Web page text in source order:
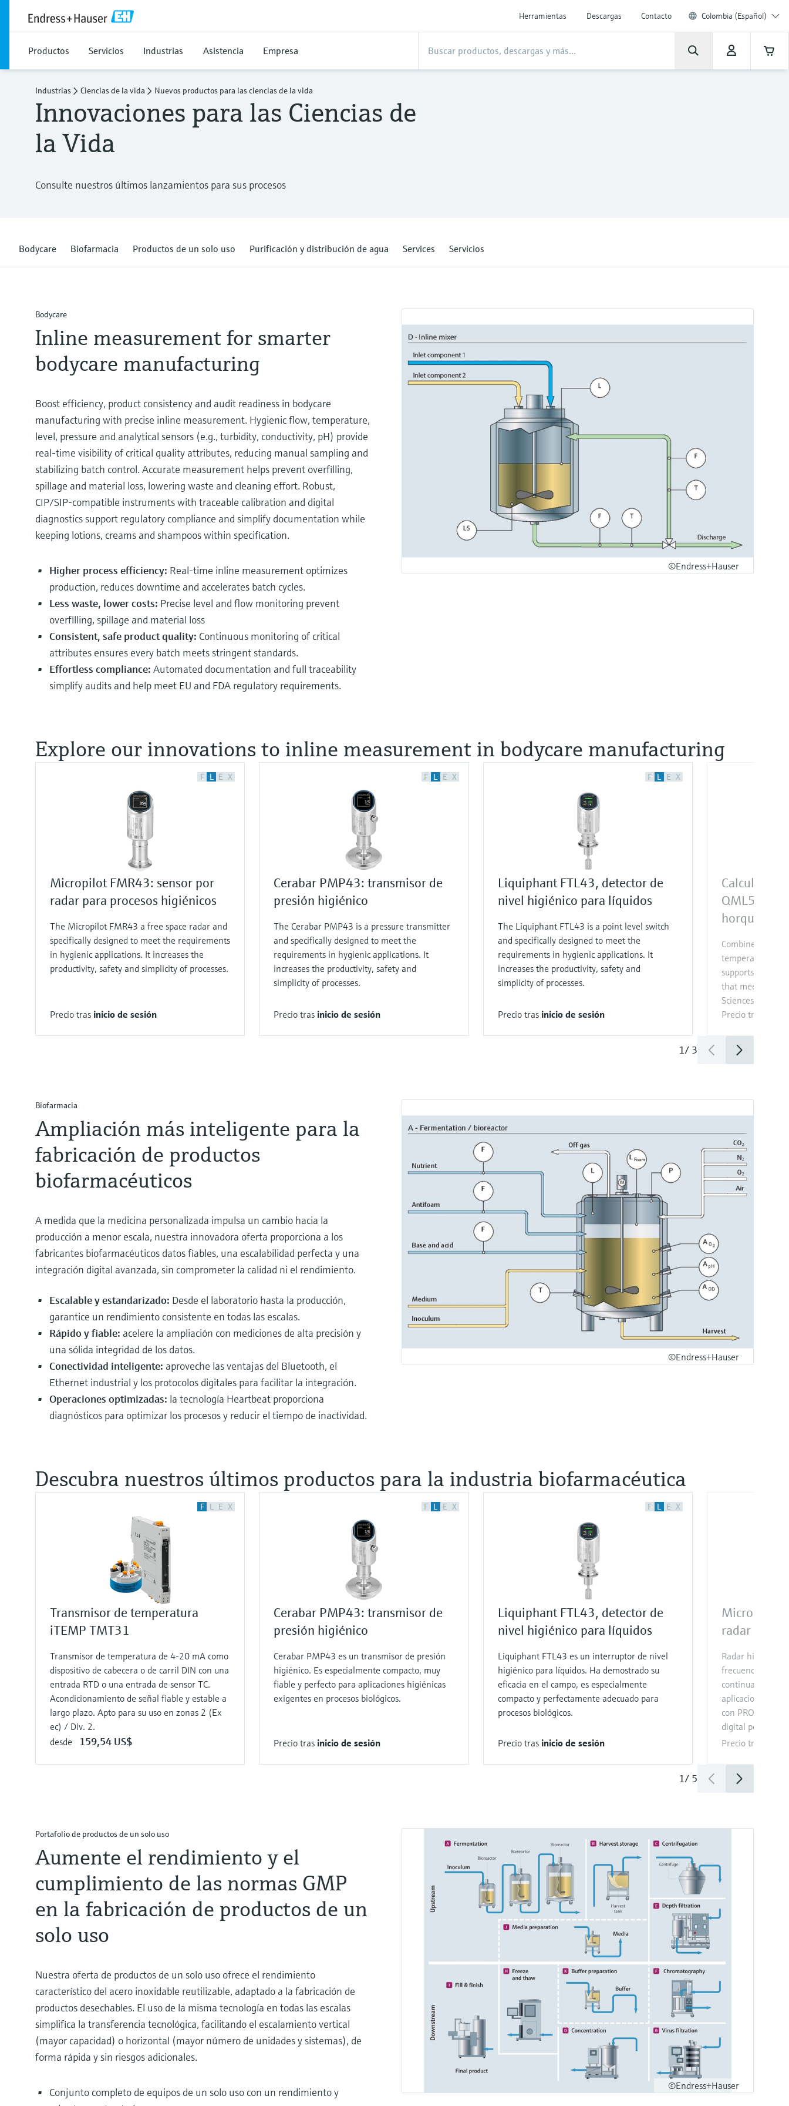
Herramientas Descargas Contacto Colombia (Español)
Productos Servicios Industrias Asistencia Empresa
Industrias Ciencias de la vida Nuevos productos para las ciencias de la vida
Innovaciones para las Ciencias de
la Vida
Consulte nuestros últimos lanzamientos para sus procesos
Bodycare Biofarmacia Productos de un solo uso Purificación y distribución de agua Services Servicios
©Endress+Hauser
Bodycare
Inline measurement for smarter
bodycare manufacturing
Boost efficiency, product consistency and audit readiness in bodycare
manufacturing with precise inline measurement. Hygienic flow, temperature,
level, pressure and analytical sensors (e.g., turbidity, conductivity, pH) provide
real‑time visibility of critical quality attributes, reducing manual sampling and
stabilizing batch control. Accurate measurement helps prevent overfilling,
spillage and material loss, lowering waste and cleaning effort. Robust,
CIP/SIP‑compatible instruments with traceable calibration and digital
diagnostics support regulatory compliance and simplify documentation while
keeping lotions, creams and shampoos within specification.
Higher process efficiency: Real‑time inline measurement optimizes
production, reduces downtime and accelerates batch cycles.
Less waste, lower costs: Precise level and flow monitoring prevent
overfilling, spillage and material loss
Consistent, safe product quality: Continuous monitoring of critical
attributes ensures every batch meets stringent standards.
Effortless compliance: Automated documentation and full traceability
simplify audits and help meet EU and FDA regulatory requirements.
Explore our innovations to inline measurement in bodycare manufacturing
F L E X
Micropilot FMR43: sensor por
radar para procesos higiénicos
The Micropilot FMR43 a free space radar and
specifically designed to meet the requirements
in hygienic applications. It increases the
productivity, safety and simplicity of processes.
Precio tras inicio de sesión
F L E X
Cerabar PMP43: transmisor de
presión higiénico
The Cerabar PMP43 is a pressure transmitter
and specifically designed to meet the
requirements in hygienic applications. It
increases the productivity, safety and
simplicity of processes.​
Precio tras inicio de sesión
F L E X
Liquiphant FTL43, detector de
nivel higiénico para líquidos
The Liquiphant FTL43 is a point level switch
and specifically designed to meet the
requirements in hygienic applications. It
increases the productivity, safety and
simplicity of processes.​ ​
Precio tras inicio de sesión
QML51:
horquilla
Combined with
temperature
supports
that meets
Sciences
Precio tras
1/ 3
©Endress+Hauser
Biofarmacia
Ampliación más inteligente para la
fabricación de productos
biofarmacéuticos
A medida que la medicina personalizada impulsa un cambio hacia la
producción a menor escala, nuestra innovadora oferta proporciona a los
fabricantes biofarmacéuticos datos fiables, una escalabilidad perfecta y una
integración digital avanzada, sin comprometer la calidad ni el rendimiento.
Escalable y estandarizado: Desde el laboratorio hasta la producción,
garantice un rendimiento consistente en todas las escalas.
Rápido y fiable: acelere la ampliación con mediciones de alta precisión y
una sólida integridad de los datos.
Conectividad inteligente: aproveche las ventajas del Bluetooth, el
Ethernet industrial y los protocolos digitales para facilitar la integración.
Operaciones optimizadas: la tecnología Heartbeat proporciona
diagnósticos para optimizar los procesos y reducir el tiempo de inactividad.
Descubra nuestros últimos productos para la industria biofarmacéutica
F L E X
Transmisor de temperatura
iTEMP TMT31
Transmisor de temperatura de 4-20 mA como
dispositivo de cabecera o de carril DIN con una
entrada RTD o una entrada de sensor TC.
Acondicionamiento de señal fiable y estable a
largo plazo. Apto para su uso en zonas 2 (Ex
ec) / Div. 2.
desde
159,54 US$
F L E X
Cerabar PMP43: transmisor de
presión higiénico
Cerabar PMP43 es un transmisor de presión
higiénico. Es especialmente compacto, muy
fiable y perfecto para aplicaciones higiénicas
exigentes en procesos biológicos.
Precio tras inicio de sesión
F L E X
Liquiphant FTL43, detector de
nivel higiénico para líquidos
Liquiphant FTL43 es un interruptor de nivel
higiénico para líquidos. Ha demostrado su
eficacia en el campo, es especialmente
compacto y perfectamente adecuado para
procesos biológicos.
Precio tras inicio de sesión
Micropilot
radar de 80
Radar higiénico
frecuencia de
continua y sin
aplicaciones
con PROFINET
digital perfecta.
Precio tras
1/ 5
©Endress+Hauser
Portafolio de productos de un solo uso
Aumente el rendimiento y el
cumplimiento de las normas GMP
en la fabricación de productos de un
solo uso
Nuestra oferta de productos de un solo uso ofrece el rendimiento
característico del acero inoxidable reutilizable, adaptado a la fabricación de
productos desechables. El uso de la misma tecnología en todas las escalas
simplifica la transferencia tecnológica, facilitando el escalamiento vertical
(mayor capacidad) o horizontal (mayor número de unidades y sistemas), de
forma rápida y sin riesgos adicionales.
Conjunto completo de equipos de un solo uso con un rendimiento y